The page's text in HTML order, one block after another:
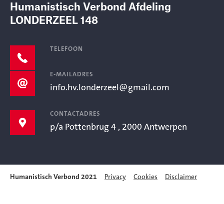
Humanistisch Verbond Afdeling
LONDERZEEL 148
TELEFOON
E-MAILADRES
info.hv.londerzeel@gmail.com
CONTACTADRES
p/a Pottenbrug 4 , 2000 Antwerpen
Humanistisch Verbond 2021 Privacy Cookies Disclaimer